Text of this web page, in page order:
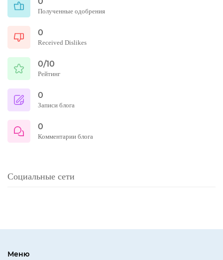
Полученные одобрения
0
Received Dislikes
0/10
Рейтинг
0
Записи блога
0
Комментарии блога
Социальные сети
Меню